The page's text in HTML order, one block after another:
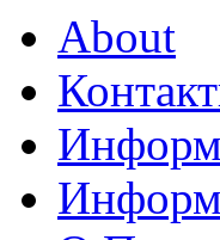
About